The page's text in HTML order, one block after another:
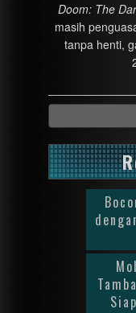
Doom: The
masih
tanpa henti,